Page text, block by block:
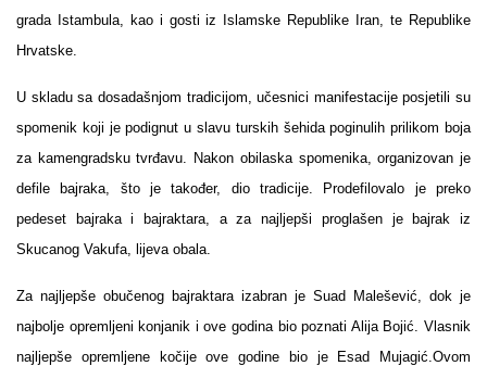
grada Istambula, kao i gosti iz Islamske Republike Iran, te Republike
Hrvatske.
U skladu sa dosadašnjom tradicijom, učesnici manifestacije posjetili su
spomenik koji je podignut u slavu turskih šehida poginulih prilikom boja
za kamengradsku tvrđavu. Nakon obilaska spomenika, organizovan je
defile bajraka, što je također, dio tradicije. Prodefilovalo je preko
pedeset bajraka i bajraktara, a za najljepši proglašen je bajrak iz
Skucanog Vakufa, lijeva obala.
Za najljepše obučenog bajraktara izabran je Suad Malešević, dok je
najbolje opremljeni konjanik i ove godina bio poznati Alija Bojić. Vlasnik
najljepše opremljene kočije ove godine bio je Esad Mujagić.Ovom